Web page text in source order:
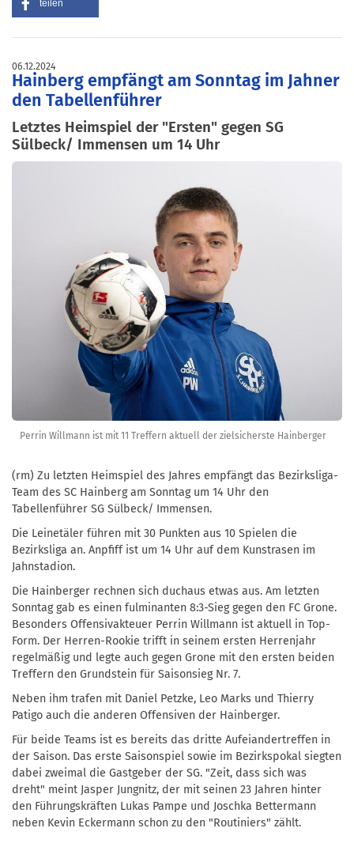
teilen
06.12.2024
Hainberg empfängt am Sonntag im Jahner
den Tabellenführer
Letztes Heimspiel der "Ersten" gegen SG
Sülbeck/ Immensen um 14 Uhr
Perrin Willmann ist mit 11 Treffern aktuell der zielsicherste Hainberger
(rm) Zu letzten Heimspiel des Jahres empfängt das Bezirksliga-
Team des SC Hainberg am Sonntag um 14 Uhr den
Tabellenführer SG Sülbeck/ Immensen.
Die Leinetäler führen mit 30 Punkten aus 10 Spielen die
Bezirksliga an. Anpfiff ist um 14 Uhr auf dem Kunstrasen im
Jahnstadion.
Die Hainberger rechnen sich duchaus etwas aus. Am letzten
Sonntag gab es einen fulminanten 8:3-Sieg gegen den FC Grone.
Besonders Offensivakteuer Perrin Willmann ist aktuell in Top-
Form. Der Herren-Rookie trifft in seinem ersten Herrenjahr
regelmäßig und legte auch gegen Grone mit den ersten beiden
Treffern den Grundstein für Saisonsieg Nr. 7.
Neben ihm trafen mit Daniel Petzke, Leo Marks und Thierry
Patigo auch die anderen Offensiven der Hainberger.
Für beide Teams ist es bereits das dritte Aufeiandertreffen in
der Saison. Das erste Saisonspiel sowie im Bezirkspokal siegten
dabei zweimal die Gastgeber der SG. "Zeit, dass sich was
dreht" meint Jasper Jungnitz, der mit seinen 23 Jahren hinter
den Führungskräften Lukas Pampe und Joschka Bettermann
neben Kevin Eckermann schon zu den "Routiniers" zählt.